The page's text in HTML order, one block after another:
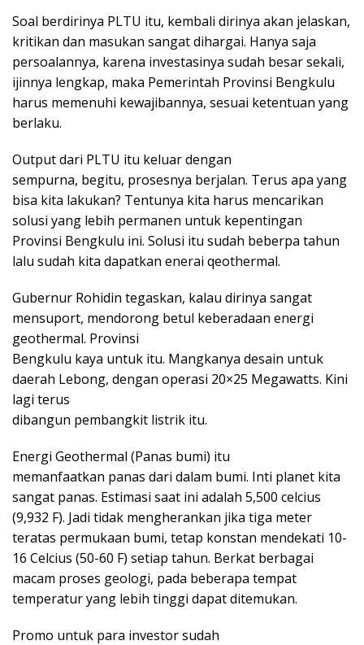
Soal berdirinya PLTU itu, kembali dirinya akan jelaskan,
kritikan dan masukan sangat dihargai. Hanya saja
persoalannya, karena investasinya sudah besar sekali,
ijinnya lengkap, maka Pemerintah Provinsi Bengkulu
harus memenuhi kewajibannya, sesuai ketentuan yang
berlaku.
Output dari PLTU itu keluar dengan
sempurna, begitu, prosesnya berjalan. Terus apa yang
bisa kita lakukan? Tentunya kita harus mencarikan
solusi yang lebih permanen untuk kepentingan
Provinsi Bengkulu ini. Solusi itu sudah beberpa tahun
lalu sudah kita dapatkan enerai qeothermal.
Gubernur Rohidin tegaskan, kalau dirinya sangat
mensuport, mendorong betul keberadaan energi
geothermal. Provinsi
Bengkulu kaya untuk itu. Mangkanya desain untuk
daerah Lebong, dengan operasi 20×25 Megawatts. Kini
lagi terus
dibangun pembangkit listrik itu.
Energi Geothermal (Panas bumi) itu
memanfaatkan panas dari dalam bumi. Inti planet kita
sangat panas. Estimasi saat ini adalah 5,500 celcius
(9,932 F). Jadi tidak mengherankan jika tiga meter
teratas permukaan bumi, tetap konstan mendekati 10-
16 Celcius (50-60 F) setiap tahun. Berkat berbagai
macam proses geologi, pada beberapa tempat
temperatur yang lebih tinggi dapat ditemukan.
Promo untuk para investor sudah